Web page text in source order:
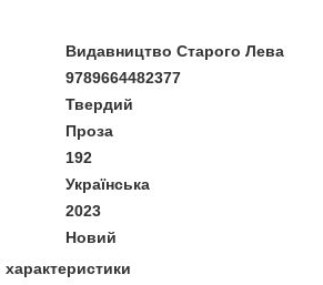
Видавництво Старого Лева
9789664482377
Твердий
Проза
192
Українська
2023
Новий